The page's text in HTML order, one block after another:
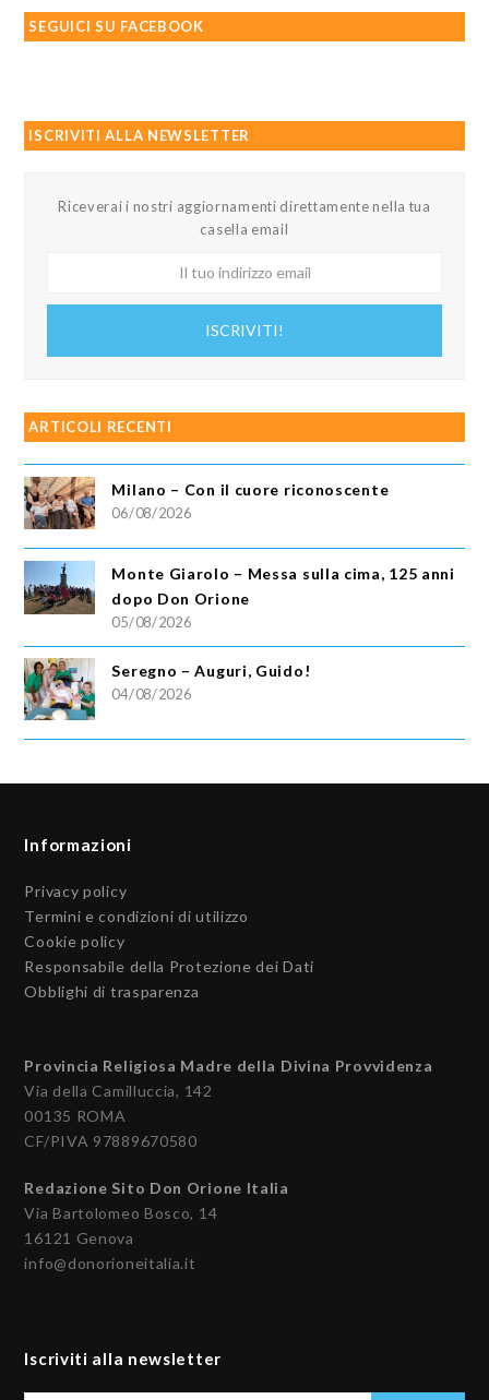
SEGUICI SU FACEBOOK
ISCRIVITI ALLA NEWSLETTER
Riceverai i nostri aggiornamenti direttamente nella tua
casella email
ISCRIVITI!
ARTICOLI RECENTI
Milano – Con il cuore riconoscente
06/08/2026
Monte Giarolo – Messa sulla cima, 125 anni
dopo Don Orione
05/08/2026
Seregno – Auguri, Guido!
04/08/2026
Informazioni
Privacy policy
Termini e condizioni di utilizzo
Cookie policy
Responsabile della Protezione dei Dati
Obblighi di trasparenza
Provincia Religiosa Madre della Divina Provvidenza
Via della Camilluccia, 142
00135 ROMA
CF/PIVA 97889670580
Redazione Sito Don Orione Italia
Via Bartolomeo Bosco, 14
16121 Genova
info@donorioneitalia.it
Iscriviti alla newsletter